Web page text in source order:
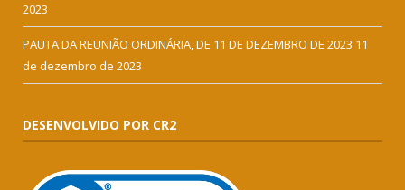
2023
PAUTA DA REUNIÃO ORDINÁRIA, DE 11 DE DEZEMBRO DE 2023 11
de dezembro de 2023
DESENVOLVIDO POR CR2